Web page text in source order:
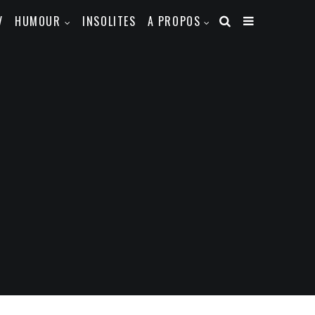
HUMOUR INSOLITES A PROPOS